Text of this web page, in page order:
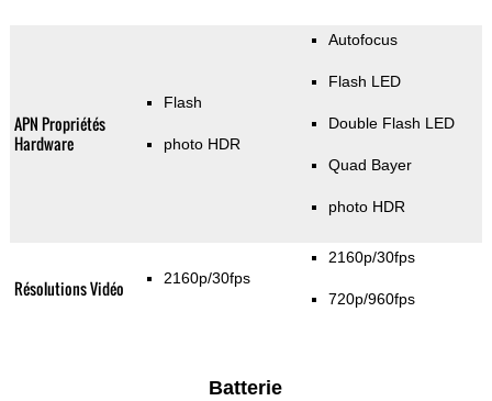
APN Propriétés
Hardware
Flash
photo HDR
Autofocus
Flash LED
Double Flash LED
Quad Bayer
photo HDR
Résolutions Vidéo 2160p/30fps
2160p/30fps
720p/960fps
Batterie